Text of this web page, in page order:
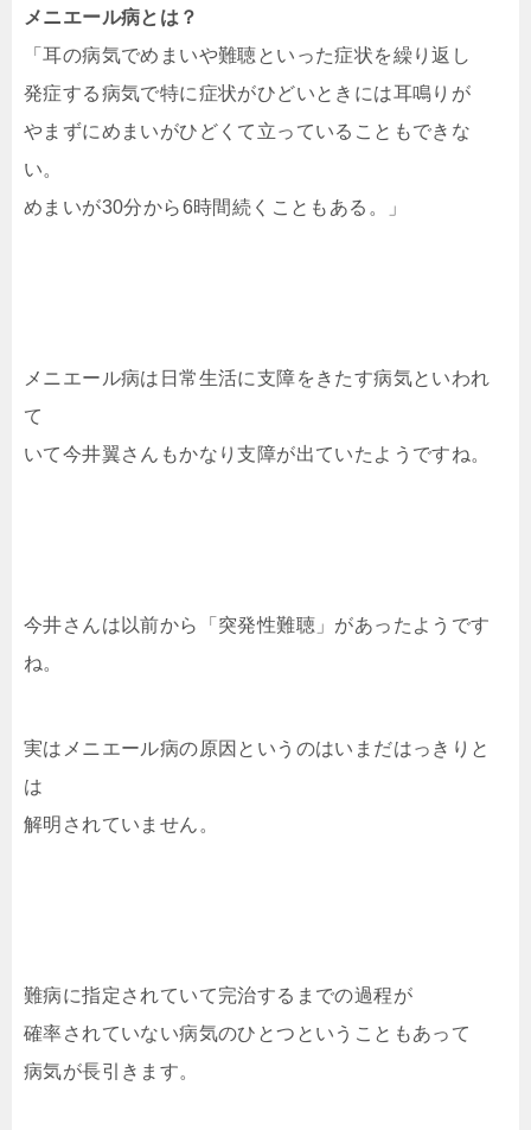
メニエール病とは？
「耳の病気でめまいや難聴といった症状を繰り返し
発症する病気で特に症状がひどいときには耳鳴りが
やまずにめまいがひどくて立っていることもできな
い。
めまいが30分から6時間続くこともある。」
メニエール病は日常生活に支障をきたす病気といわれ
て
いて今井翼さんもかなり支障が出ていたようですね。
今井さんは以前から「突発性難聴」があったようです
ね。
実はメニエール病の原因というのはいまだはっきりと
は
解明されていません。
難病に指定されていて完治するまでの過程が
確率されていない病気のひとつということもあって
病気が長引きます。